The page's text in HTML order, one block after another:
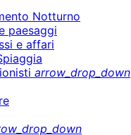
Notturno
paesaggi
e affari
arrow_drop_down